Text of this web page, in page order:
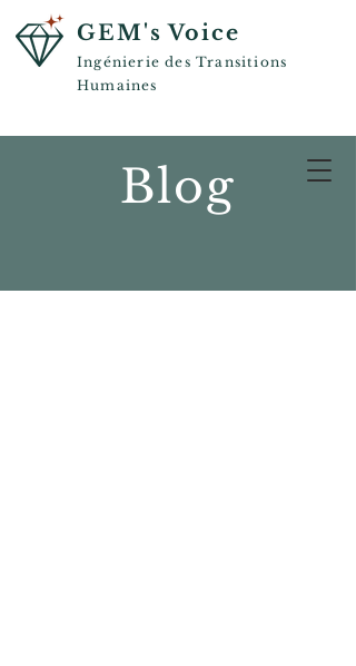
GEM's Voice
Ingénierie des Transitions
Humaines
Blog